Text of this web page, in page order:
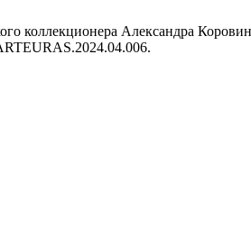
коллекционера Александра